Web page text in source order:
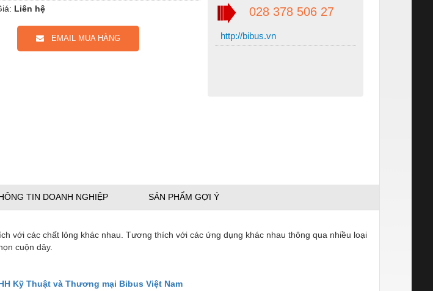
Liên hệ
EMAIL MUA HÀNG
028 378 506 27
http://bibus.vn
TIN DOANH NGHIỆP SẢN PHẨM GỢI Ý
với các chất lỏng khác nhau. Tương thích với các ứng dụng khác nhau thông qua nhiều loại
cuộn dây.
Kỹ Thuật và Thương mại Bibus Việt Nam